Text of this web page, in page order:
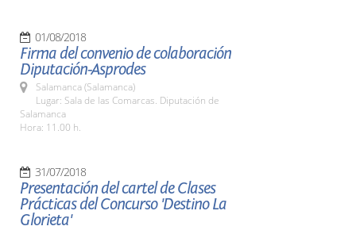
01/08/2018
Firma del convenio de colaboración
Diputación-Asprodes
Salamanca (Salamanca)
Lugar: Sala de las Comarcas. Diputación de
Salamanca
Hora: 11.00 h.
31/07/2018
Presentación del cartel de Clases
Prácticas del Concurso 'Destino La
Glorieta'